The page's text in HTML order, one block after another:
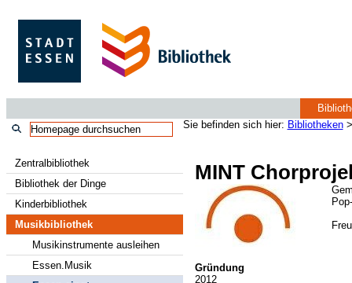
Sie befinden sich hier: Bibliotheken
Zentralbibliothek
Bibliothek der Dinge
Kinderbibliothek
Musikbibliothek
Musikinstrumente ausleihen
Essen.Musik
MINT
Gründung
2012